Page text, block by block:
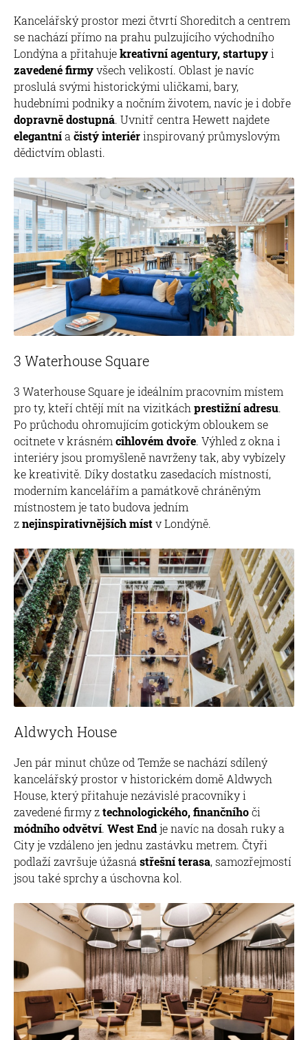
Kancelářský prostor mezi čtvrtí Shoreditch a centrem
se nachází přímo na prahu pulzujícího východního
Londýna a přitahujekreativní agentury, startupyi
zavedené firmyvšech velikostí. Oblast je navíc
proslulá svými historickými uličkami, bary,
hudebními podniky a nočním životem, navíc je i dobře
dopravně dostupná. Uvnitř centra Hewett najdete
elegantníačistý interiérinspirovaný průmyslovým
dědictvím oblasti.
3 Waterhouse Square
3 Waterhouse Square je ideálním pracovním místem
pro ty, kteří chtějí mít na vizitkách prestižní adresu.
Po průchodu ohromujícím gotickým obloukem se
ocitnete v krásném cihlovém dvoře. Výhled z okna i
interiéry jsou promyšleně navrženy tak, aby vybízely
ke kreativitě. Díky dostatku zasedacích místností,
moderním kancelářím a památkově chráněným
místnostem je tato budova jedním
znejinspirativnějších místv Londýně.
Aldwych House
Jen pár minut chůze od Temže se nachází sdílený
kancelářský prostor v historickém domě Aldwych
House, který přitahuje nezávislé pracovníky i
zavedené firmy ztechnologického, finančníhoči
módního odvětví. West Endje navíc na dosah ruky a
City je vzdáleno jen jednu zastávku metrem. Čtyři
podlaží završuje úžasná střešní terasa, samozřejmostí
jsou také sprchy a úschovna kol.